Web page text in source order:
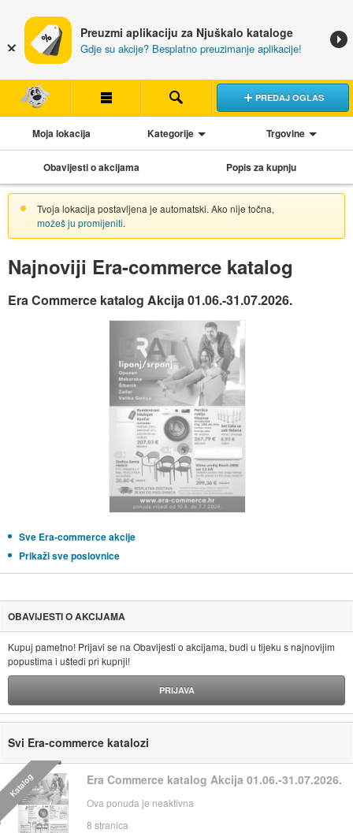
Preuzmi aplikaciju za Njuškalo kataloge
Gdje su akcije? Besplatno preuzimanje aplikacije!
PREDAJ OGLAS
Moja lokacija Kategorije Trgovine
Obavijesti o akcijama Popis za kupnju
Tvoja lokacija postavljena je automatski. Ako nije točna,
možeš ju promijeniti.
Najnoviji Era-commerce katalog
Era Commerce katalog Akcija 01.06.-31.07.2026.
Sve Era-commerce akcije
Prikaži sve poslovnice
OBAVIJESTI O AKCIJAMA
Kupuj pametno! Prijavi se na Obavijesti o akcijama, budi u tijeku s najnovijim
popustima i uštedi pri kupnji!
PRIJAVA
Svi Era-commerce katalozi
Era Commerce katalog Akcija 01.06.-31.07.2026.
Ova ponuda je neaktivna
8 stranica
Katalog